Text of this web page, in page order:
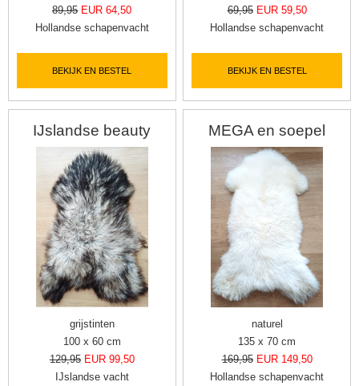
89,95 EUR 64,50
Hollandse schapenvacht
BEKIJK EN BESTEL
69,95 EUR 59,50
Hollandse schapenvacht
BEKIJK EN BESTEL
IJslandse beauty
grijstinten
100 x 60 cm
129,95 EUR 99,50
IJslandse vacht
MEGA en soepel
naturel
135 x 70 cm
169,95 EUR 149,50
Hollandse schapenvacht